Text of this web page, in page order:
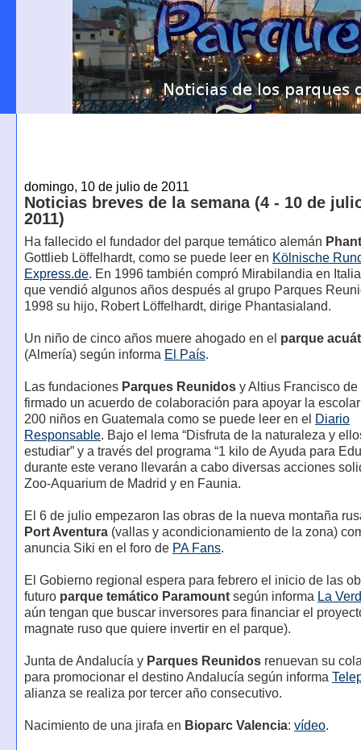
domingo, 10 de julio de 2011
Noticias breves de la semana (4 - 10 de
2011)
Ha fallecido el fundador del parque temático alemán
Gottlieb Löffelhardt, como se puede leer en Kölnische
Express.de. En 1996 también compró Mirabilandia en
que vendió algunos años después al grupo Parques
1998 su hijo, Robert Löffelhardt, dirige Phantasialand.
Un niño de cinco años muere ahogado en el parque
(Almería) según informa El País.
Las fundaciones Parques Reunidosy Altius Francisco de
firmado un acuerdo de colaboración para apoyar la
200 niños en Guatemala como se puede leer en el Diario
Responsable. Bajo el lema “Disfruta de la naturaleza y
estudiar” y a través del programa “1 kilo de Ayuda para
durante este verano llevarán a cabo diversas acciones
Zoo-Aquarium de Madrid y en Faunia.
El 6 de julio empezaron las obras de la nueva montaña
Port Aventura(vallas y acondicionamiento de la zona)
anuncia Siki en el foro de PA Fans.
El Gobierno regional espera para febrero el inicio de las
futuro parque temático Paramountsegún informa La
aún tengan que buscar inversores para financiar el
magnate ruso que quiere invertir en el parque).
Junta de Andalucía y Parques Reunidosrenuevan su
para promocionar el destino Andalucía según informa
alianza se realiza por tercer año consecutivo.
Nacimiento de una jirafa en Bioparc Valencia: vídeo.